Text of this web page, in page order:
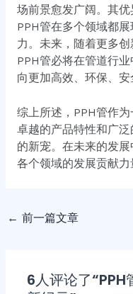
场前景愈发广阔。其
PPH管在多个领域都
力。未来，随着更多
PPH管必将在管道行
向更加高效、环保、安
综上所述，PPH管作
卓越的产品特性和广
的新宠。在未来的发
各个领域的发展贡献力
← 前一篇文章
6人评论了